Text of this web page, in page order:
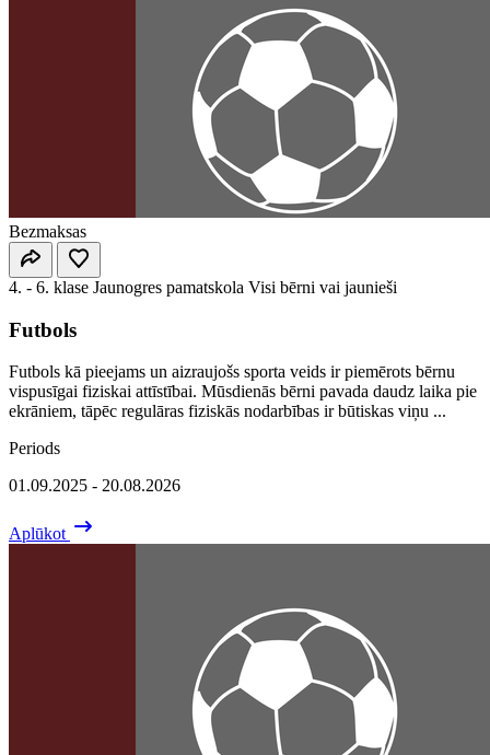
Bezmaksas
4. - 6. klase Jaunogres pamatskola Visi bērni vai jaunieši
Futbols
Futbols kā pieejams un aizraujošs sporta veids ir piemērots bērnu
vispusīgai fiziskai attīstībai. Mūsdienās bērni pavada daudz laika pie
ekrāniem, tāpēc regulāras fiziskās nodarbības ir būtiskas viņu ...
Periods
01.09.2025 - 20.08.2026
Aplūkot